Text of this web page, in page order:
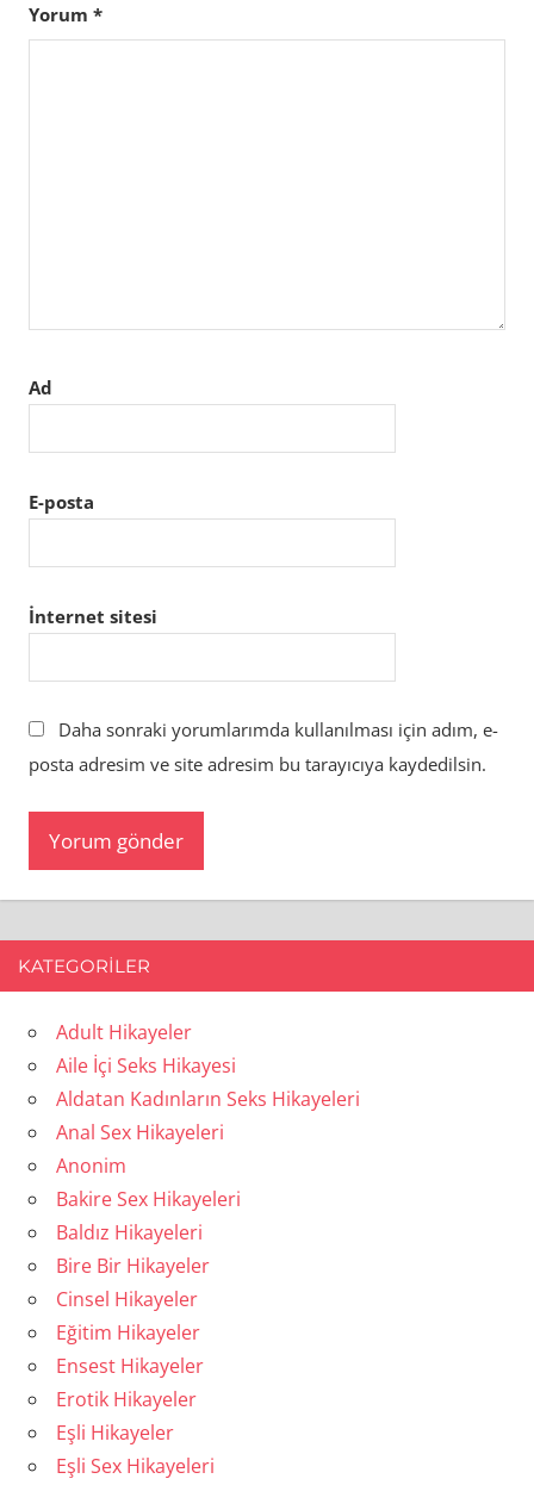
Yorum *
Ad
E-posta
İnternet sitesi
Daha sonraki yorumlarımda kullanılması için adım, e-
posta adresim ve site adresim bu tarayıcıya kaydedilsin.
KATEGORILER
Adult Hikayeler
Aile İçi Seks Hikayesi
Aldatan Kadınların Seks Hikayeleri
Anal Sex Hikayeleri
Anonim
Bakire Sex Hikayeleri
Baldız Hikayeleri
Bire Bir Hikayeler
Cinsel Hikayeler
Eğitim Hikayeler
Ensest Hikayeler
Erotik Hikayeler
Eşli Hikayeler
Eşli Sex Hikayeleri